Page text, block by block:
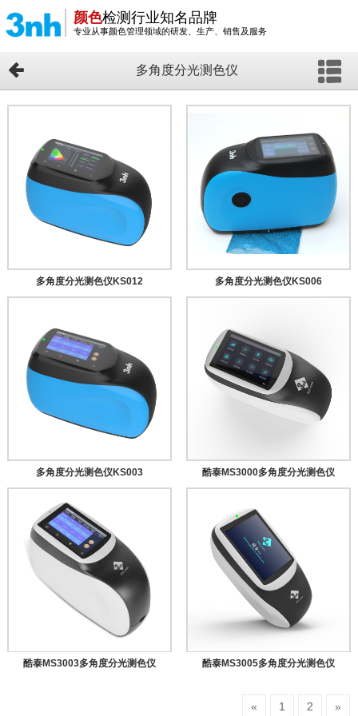
颜色检测行业知名品牌
专业从事颜色管理领域的研发、生产、销售及服务
多角度分光测色仪
多角度分光测色仪KS012 多角度分光测色仪KS006
多角度分光测色仪KS003 酷泰MS3000多角度分光测色仪
酷泰MS3003多角度分光测色仪 酷泰MS3005多角度分光测色仪
« 1 2 »